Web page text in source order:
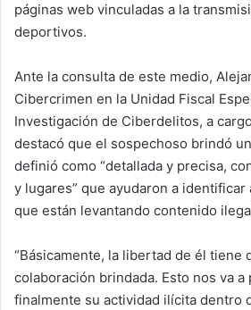
páginas web vinculadas a la
deportivos.
Ante la consulta de este medio,
Cibercrimen en la Unidad Fiscal
Investigación de Ciberdelitos, a
destacó que el sospechoso brindó
definió como “detallada y precisa,
y lugares” que ayudaron a
que están levantando contenido
“Básicamente, la libertad de él tiene
colaboración brindada. Esto nos va
finalmente su actividad ilícita dentro